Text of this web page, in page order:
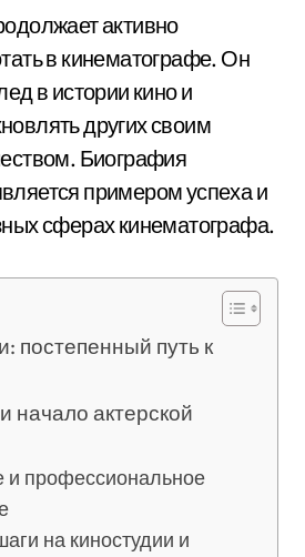
активно
в кинематографе. Он
в истории кино и
других своим
Биография
примером успеха и
сферах кинематографа.
постепенный путь к
начало актерской
и профессиональное
на киностудии и